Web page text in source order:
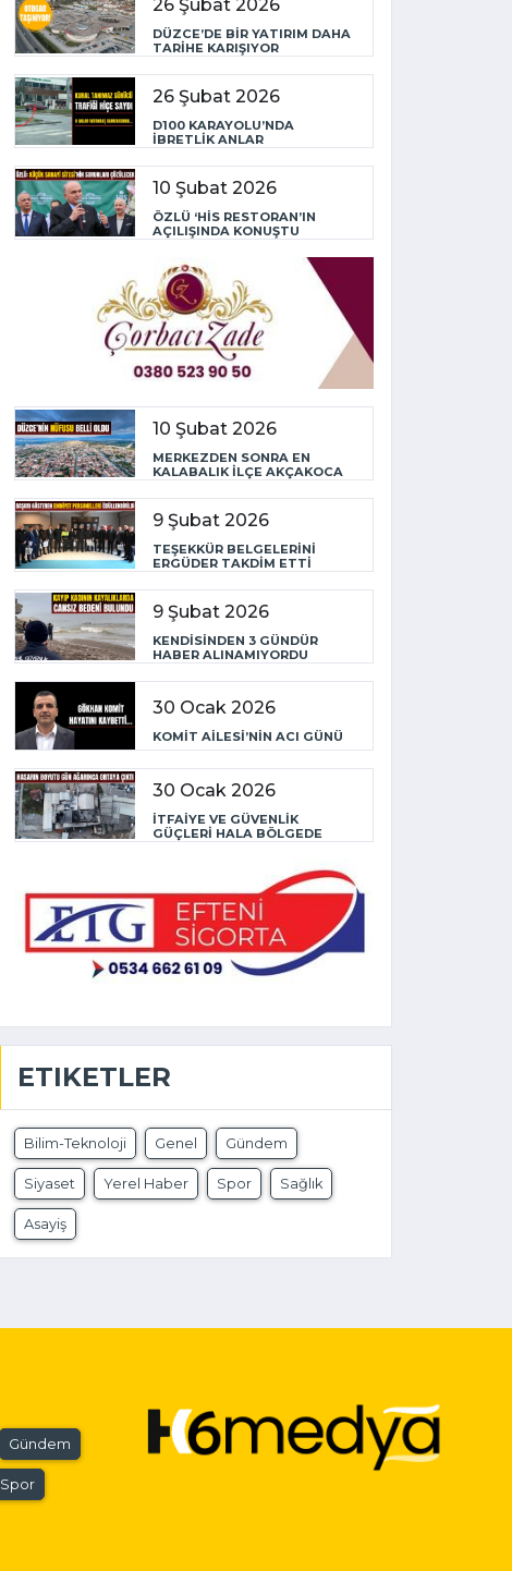
26 Şubat 2026
DÜZCE’DE BİR YATIRIM DAHA
TARİHE KARIŞIYOR
26 Şubat 2026
D100 KARAYOLU’NDA
İBRETLİK ANLAR
10 Şubat 2026
ÖZLÜ ‘HİS RESTORAN’IN
AÇILIŞINDA KONUŞTU
10 Şubat 2026
MERKEZDEN SONRA EN
KALABALIK İLÇE AKÇAKOCA
9 Şubat 2026
TEŞEKKÜR BELGELERİNİ
ERGÜDER TAKDİM ETTİ
9 Şubat 2026
KENDİSİNDEN 3 GÜNDÜR
HABER ALINAMIYORDU
30 Ocak 2026
KOMİT AİLESİ’NİN ACI GÜNÜ
30 Ocak 2026
İTFAİYE VE GÜVENLİK
GÜÇLERİ HALA BÖLGEDE
ETIKETLER
Bilim-Teknoloji Genel Gündem
Siyaset Yerel Haber Spor Sağlık
Asayiş
Gündem
Spor